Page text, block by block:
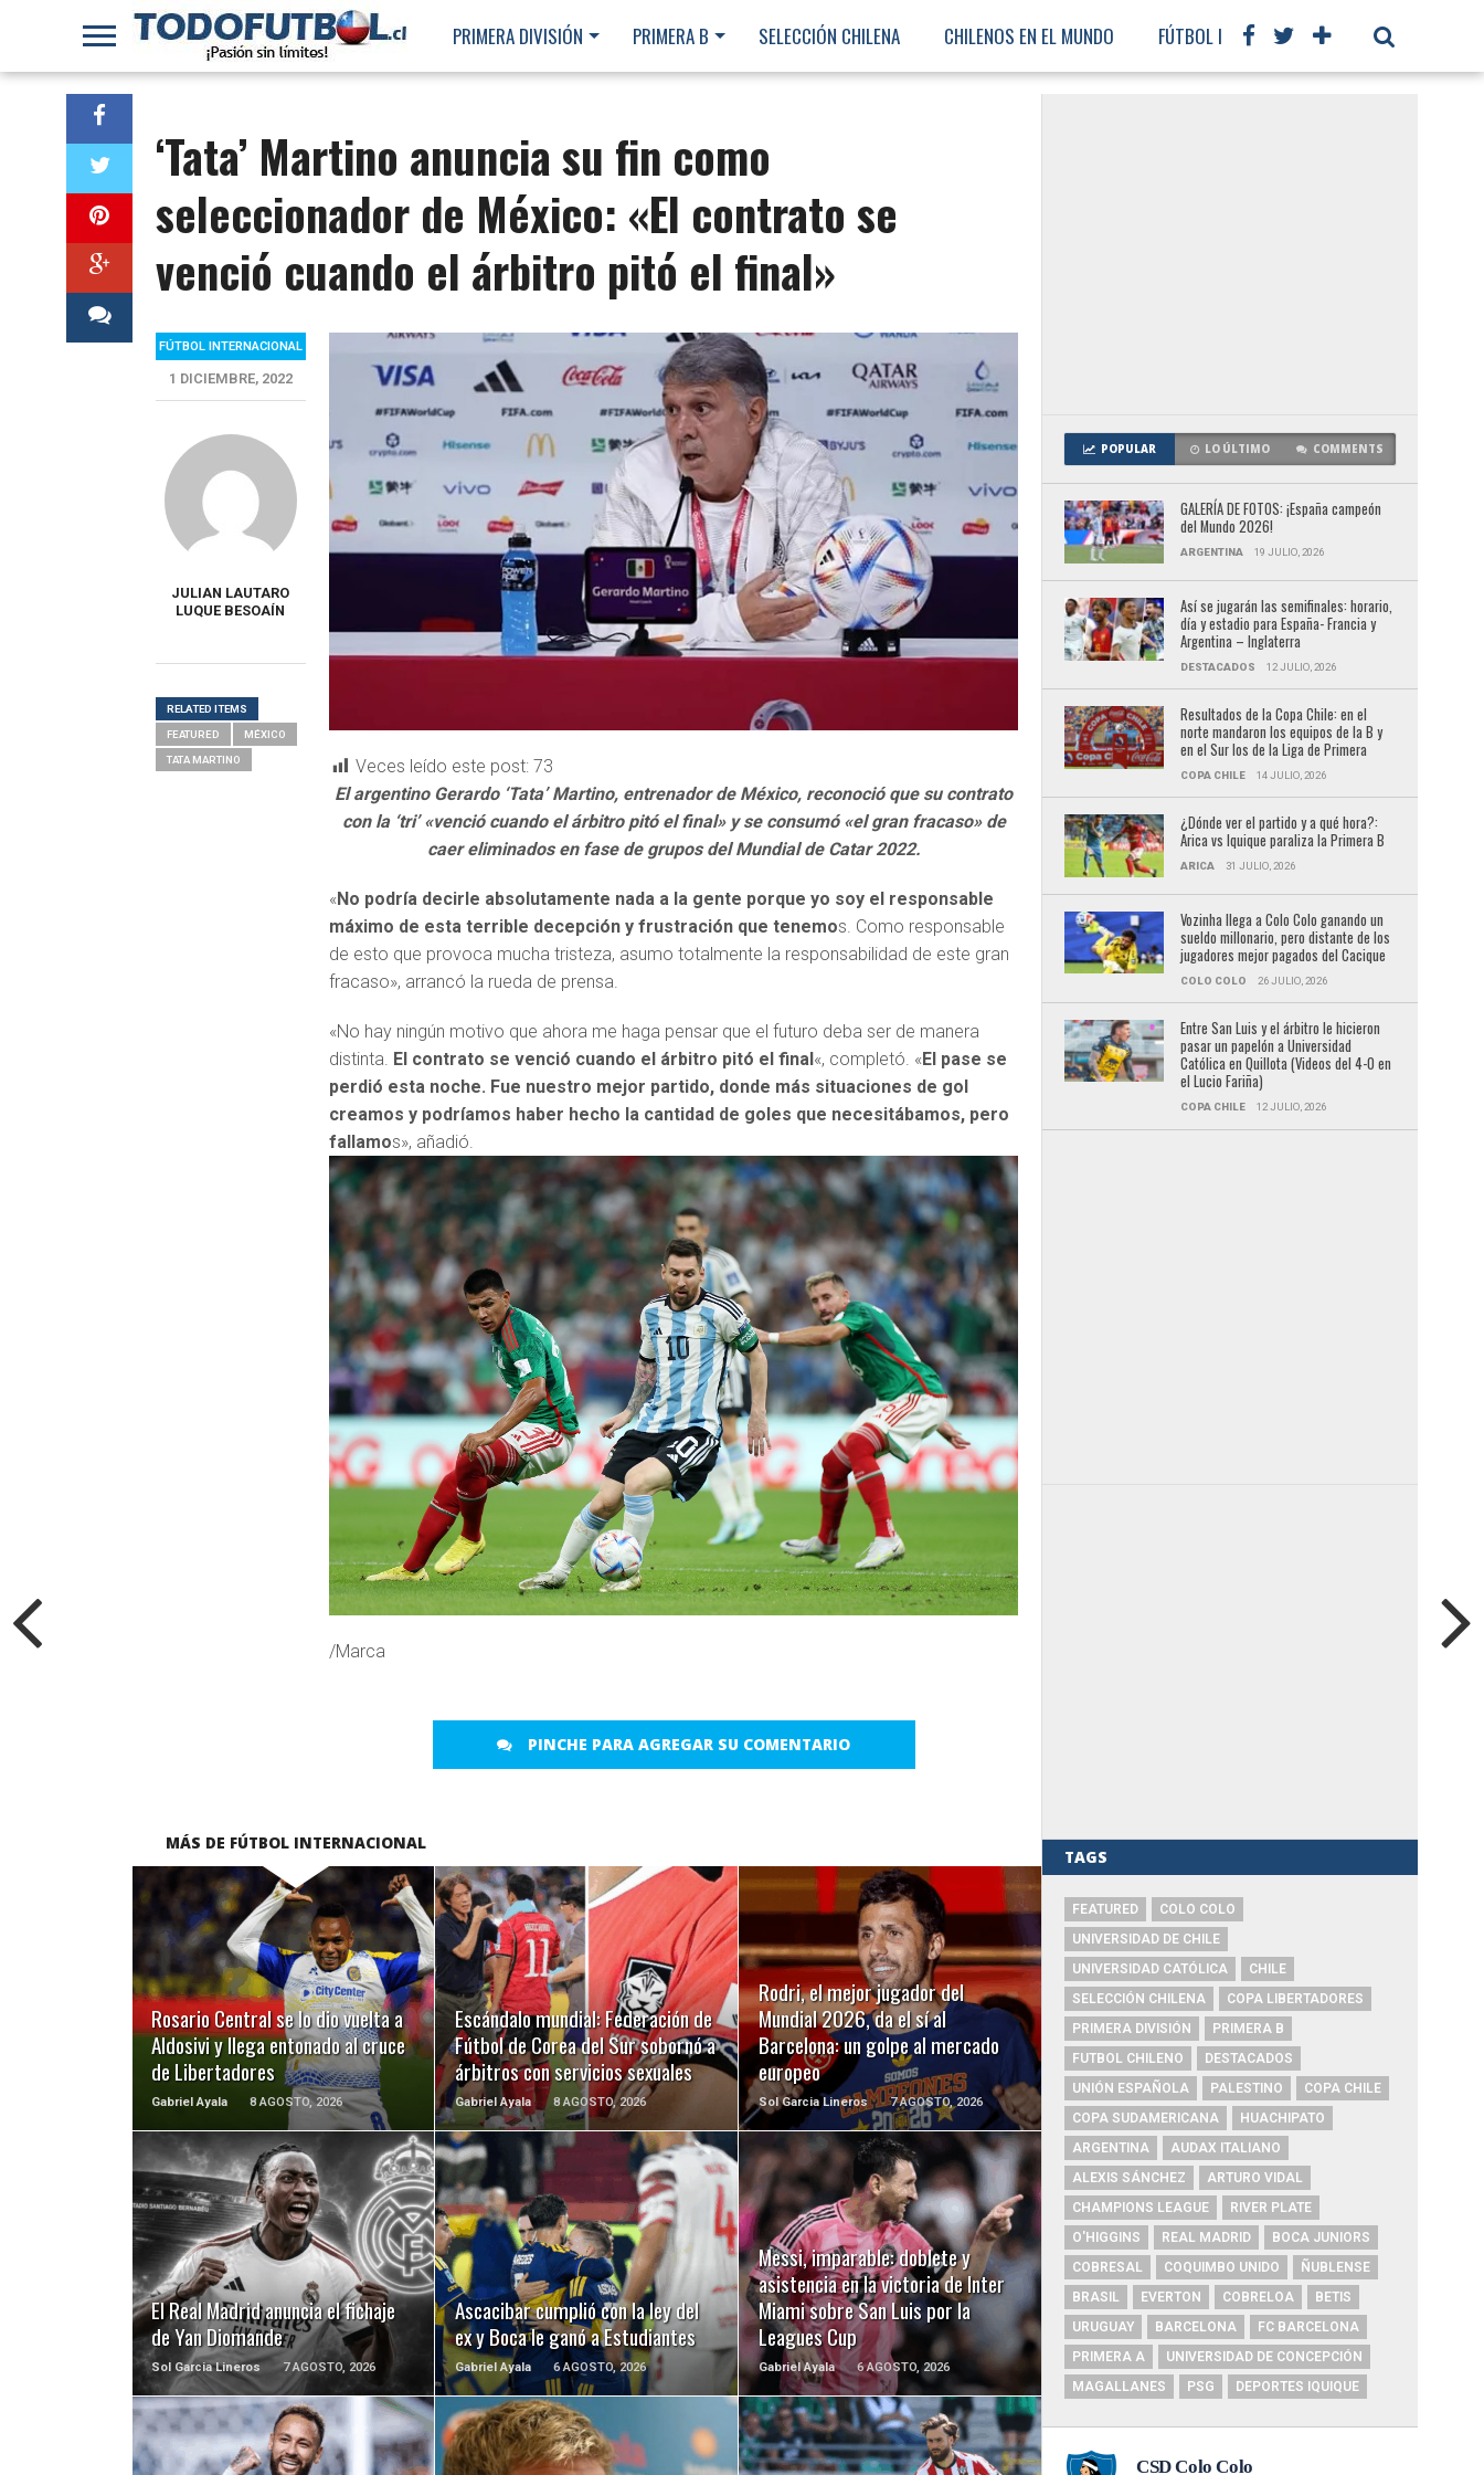
PRIMERA DIVISIÓN PRIMERA B SELECCIÓN CHILENA CHILENOS EN EL MUNDO FÚTBOL INTERNACIONAL
‘Tata’ Martino anuncia su fin como
seleccionador de México: «El contrato se
venció cuando el árbitro pitó el final»
Veces leído este post: 73
El argentino Gerardo ‘Tata’ Martino, entrenador de México, reconoció que su contrato
con la ‘tri’ «venció cuando el árbitro pitó el final» y se consumó «el gran fracaso» de
caer eliminados en fase de grupos del Mundial de Catar 2022.
«No podría decirle absolutamente nada a la gente porque yo soy el responsable
máximo de esta terrible decepción y frustración que tenemos. Como responsable
de esto que provoca mucha tristeza, asumo totalmente la responsabilidad de este gran
fracaso», arrancó la rueda de prensa.
«No hay ningún motivo que ahora me haga pensar que el futuro deba ser de manera
distinta. El contrato se venció cuando el árbitro pitó el final «, completó. «El pase se
perdió esta noche. Fue nuestro mejor partido, donde más situaciones de gol
creamos y podríamos haber hecho la cantidad de goles que necesitábamos, pero
fallamos», añadió.
/Marca
PINCHE PARA AGREGAR SU COMENTARIO
FÚTBOL INTERNACIONAL
1 DICIEMBRE, 2022
JULIAN LAUTARO
LUQUE BESOAÍN
RELATED ITEMS
FEATURED MÉXICO
TATA MARTINO
MÁS DE FÚTBOL INTERNACIONAL
Rosario Central se lo dio vuelta a
Aldosivi y llega entonado al cruce
de Libertadores
Gabriel Ayala 8 AGOSTO, 2026
LEER MÁS
Escándalo mundial: Federación de
Fútbol de Corea del Sur sobornó a
árbitros con servicios sexuales
Gabriel Ayala 8 AGOSTO, 2026
LEER MÁS
Rodri, el mejor jugador del
Mundial 2026, da el sí al
Barcelona: un golpe al mercado
europeo
Sol Garcia Lineros 7 AGOSTO, 2026
LEER MÁS
El Real Madrid anuncia el fichaje
de Yan Diomande
Sol Garcia Lineros 7 AGOSTO, 2026
LEER MÁS
Ascacibar cumplió con la ley del
ex y Boca le ganó a Estudiantes
Gabriel Ayala 6 AGOSTO, 2026
LEER MÁS
Messi, imparable: doblete y
asistencia en la victoria de Inter
Miami sobre San Luis por la
Leagues Cup
Gabriel Ayala 6 AGOSTO, 2026
LEER MÁS
POPULAR LO ÚLTIMO COMMENTS
GALERÍA DE FOTOS: ¡España campeón
del Mundo 2026!
ARGENTINA 19 JULIO, 2026
Así se jugarán las semifinales: horario,
día y estadio para España- Francia y
Argentina – Inglaterra
DESTACADOS 12 JULIO, 2026
Resultados de la Copa Chile: en el
norte mandaron los equipos de la B y
en el Sur los de la Liga de Primera
COPA CHILE 14 JULIO, 2026
¿Dónde ver el partido y a qué hora?:
Arica vs Iquique paraliza la Primera B
ARICA 31 JULIO, 2026
Vozinha llega a Colo Colo ganando un
sueldo millonario, pero distante de los
jugadores mejor pagados del Cacique
COLO COLO 26 JULIO, 2026
Entre San Luis y el árbitro le hicieron
pasar un papelón a Universidad
Católica en Quillota (Videos del 4-0 en
el Lucio Fariña)
COPA CHILE 12 JULIO, 2026
TAGS
FEATURED
COLO COLO
UNIVERSIDAD DE CHILE
UNIVERSIDAD CATÓLICA
CHILE
SELECCIÓN CHILENA
COPA LIBERTADORES
PRIMERA DIVISIÓN
PRIMERA B
FUTBOL CHILENO
DESTACADOS
UNIÓN ESPAÑOLA
PALESTINO
COPA CHILE
COPA SUDAMERICANA
HUACHIPATO
ARGENTINA
AUDAX ITALIANO
ALEXIS SÁNCHEZ
ARTURO VIDAL
CHAMPIONS LEAGUE
RIVER PLATE
O'HIGGINS
REAL MADRID
BOCA JUNIORS
COBRESAL
COQUIMBO UNIDO
ÑUBLENSE
BRASIL
EVERTON COBRELOA
BETIS
URUGUAY
BARCELONA
FC BARCELONA
PRIMERA A
UNIVERSIDAD DE CONCEPCIÓN
MAGALLANES
PSG DEPORTES IQUIQUE